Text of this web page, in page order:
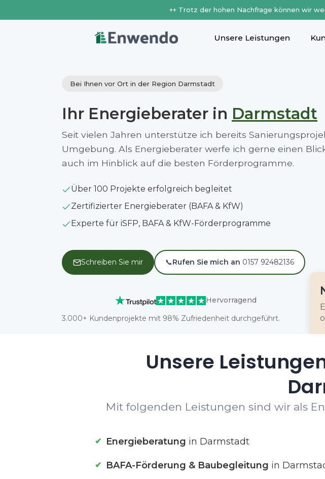
++ Trotz der hohen Nachfrage können wir
Unsere Leistungen
Bei Ihnen vor Ort in der Region Darmstadt
Ihr Energieberater in Darmstadt
Seit vielen Jahren unterstütze ich bereits
Umgebung. Als Energieberater werfe ich gerne einen
auch im Hinblick auf die besten Förderprogramme.
Über 100 Projekte erfolgreich begleitet
Zertifizierter Energieberater (BAFA & KfW)
Experte für iSFP, BAFA & KfW-Förderprogramme
Schreiben Sie mir 📞Rufen Sie mich an 0157 92482136
Hervorragend
3.000+ Kundenprojekte mit 98% Zufriedenheit durchgeführt.
Unsere
Mit folgenden Leistungen sind wir als
Energieberatung in Darmstadt
BAFA-Förderung & Baubegleitung in